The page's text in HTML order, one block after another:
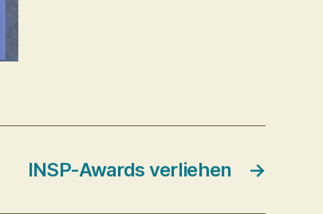
→
INSP-Awards verliehen